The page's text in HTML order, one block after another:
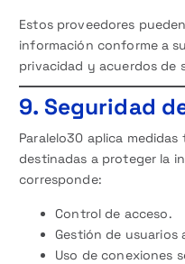
Estos proveedores
información conforme a
privacidad y acuerdos de
9. Seguridad
Paralelo30 aplica
destinadas a proteger la
corresponde:
Control de acceso.
Gestión de usuarios
Uso de conexiones